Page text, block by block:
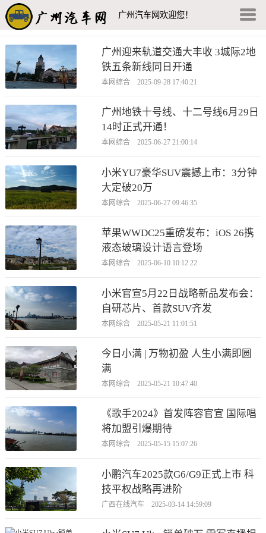
广州汽车网欢迎您！
广州迎来轨道交通大丰收 3城际2地
铁五条新线同日开通
本网综合 2025-09-28 17:40:21
广州地铁十号线、十二号线6月29日
14时正式开通！
本网综合 2025-06-27 21:00:14
小米YU7豪华SUV震撼上市：3分钟
大定破20万
本网综合 2025-06-27 09:46:35
苹果WWDC25重磅发布：iOS 26携
液态玻璃设计语言登场
本网综合 2025-06-10 10:12:22
小米官宣5月22日战略新品发布会：
自研芯片、首款SUV齐发
本网综合 2025-05-21 11:01:51
今日小满 | 万物初盈 人生小满即圆
满
本网综合 2025-05-21 10:47:40
《歌手2024》首发阵容官宣 国际唱
将加盟引爆期待
本网综合 2025-05-15 15:07:26
小鹏汽车2025款G6/G9正式上市 科
技平权战略再进阶
广西在线汽车 2025-03-14 14:59:09